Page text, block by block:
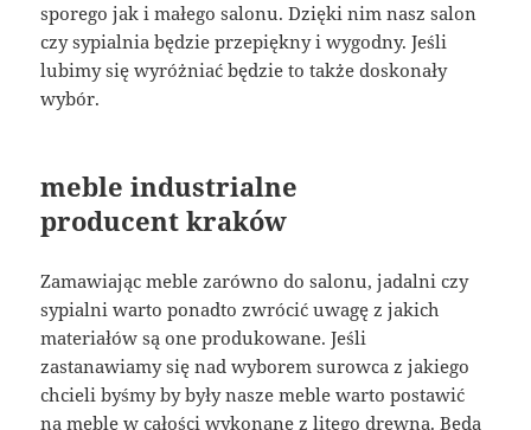
sporego jak i małego salonu. Dzięki nim nasz salon
czy sypialnia będzie przepiękny i wygodny. Jeśli
lubimy się wyróżniać będzie to także doskonały
wybór.
meble industrialne
producent kraków
Zamawiając meble zarówno do salonu, jadalni czy
sypialni warto ponadto zwrócić uwagę z jakich
materiałów są one produkowane. Jeśli
zastanawiamy się nad wyborem surowca z jakiego
chcieli byśmy by były nasze meble warto postawić
na meble w całości wykonane z litego drewna. Będą